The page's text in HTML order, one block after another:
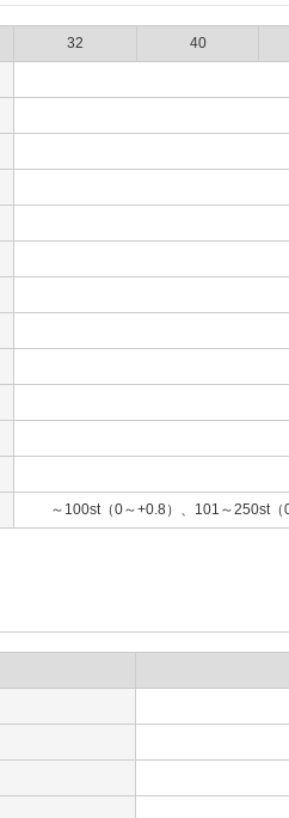
32 40
～100st（0～+0.8）、101～250st